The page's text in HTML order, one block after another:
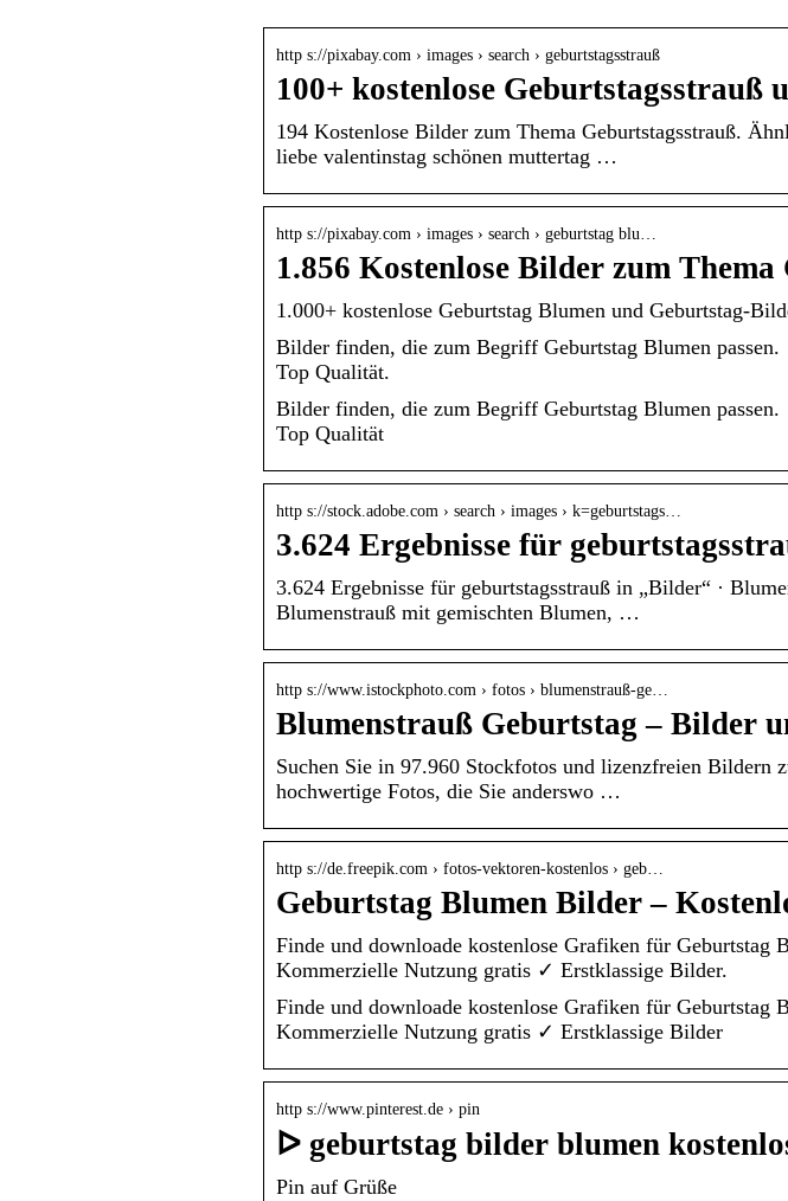
http s://pixabay.com › images › search › geburtstagsstrauß
100+ kostenlose
194 Kostenlose Bilder zum Thema Geburtstagsstrauß.
liebe valentinstag schönen muttertag …
http s://pixabay.com › images › search › geburtstag blu…
1.856 Kostenlose Bilder zum
1.000+ kostenlose Geburtstag Blumen und Geburtstag-
Bilder finden, die zum Begriff Geburtstag Blumen
Top Qualität.
Bilder finden, die zum Begriff Geburtstag Blumen
Top Qualität
http s://stock.adobe.com › search › images › k=geburtstags…
3.624 Ergebnisse für
3.624 Ergebnisse für geburtstagsstrauß in „Bilder“ ·
Blumenstrauß mit gemischten Blumen, …
http s://www.istockphoto.com › fotos › blumenstrauß-ge…
Blumenstrauß Geburtstag – Bilder
Suchen Sie in 97.960 Stockfotos und lizenzfreien Bildern
hochwertige Fotos, die Sie anderswo …
http s://de.freepik.com › fotos-vektoren-kostenlos › geb…
Geburtstag Blumen Bilder –
Finde und downloade kostenlose Grafiken für
Kommerzielle Nutzung gratis ✓ Erstklassige Bilder.
Finde und downloade kostenlose Grafiken für
Kommerzielle Nutzung gratis ✓ Erstklassige Bilder
http s://www.pinterest.de › pin
ᐅ geburtstag bilder blumen
Pin auf Grüße